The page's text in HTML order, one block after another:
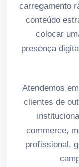
carregamento
conteúdo
colocar
presença
Atendemos
clientes de
commerce,
profissional,